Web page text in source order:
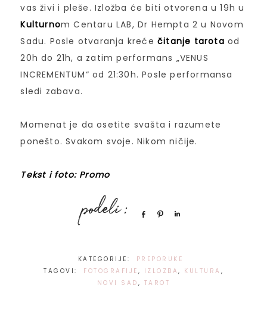
vas živi i pleše. Izložba će biti otvorena u 19h u
Kulturnom Centaru LAB, Dr Hempta 2 u Novom
Sadu. Posle otvaranja krećečitanje tarota od
20h do 21h, a zatim performans „VENUS
INCREMENTUM“ od 21:30h. Posle performansa
sledi zabava.
Momenat je da osetite svašta i razumete
ponešto. Svakom svoje. Nikom ničije.
Tekst i foto: Promo
Share Pin
KATEGORIJE:
PREPORUKE
TAGOVI:
FOTOGRAFIJE , IZLOZBA , KULTURA ,
NOVI SAD , TAROT